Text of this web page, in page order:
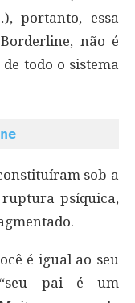
portanto, essa
não é
todo o sistema
sob a
psíquica,
é igual ao seu
pai é um